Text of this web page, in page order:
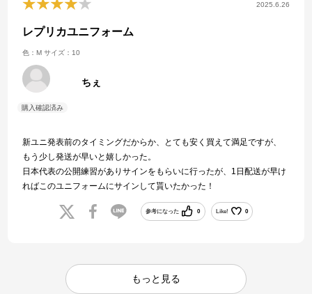
2025.6.26
レプリカユニフォーム
色：M サイズ：10
ちぇ
新ユニ発表前のタイミングだからか、とても安く買えて満足ですが、
もう少し発送が早いと嬉しかった。
日本代表の公開練習がありサインをもらいに行ったが、1日配送が早け
ればこのユニフォームにサインして貰いたかった！
参考になった 0 Like! 0
もっと見る